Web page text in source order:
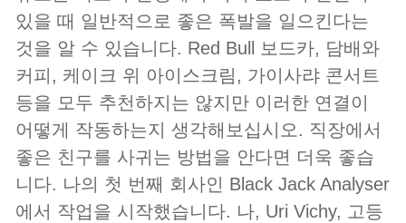
있을 때 일반적으로 좋은 폭발을 일으킨다는
것을 알 수 있습니다. Red Bull 보드카, 담배와
커피, 케이크 위 아이스크림, 가이사랴 콘서트
등을 모두 추천하지는 않지만 이러한 연결이
어떻게 작동하는지 생각해보십시오. 직장에서
좋은 친구를 사귀는 방법을 안다면 더욱 좋습
니다. 나의 첫 번째 회사인 Black Jack Analyser
에서 작업을 시작했습니다. 나, Uri Vichy, 고등